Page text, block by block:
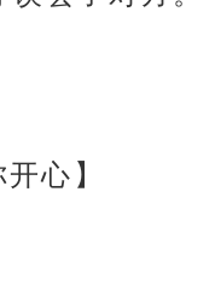
心】